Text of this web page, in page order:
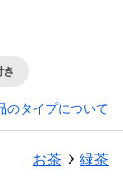
のタイプについて
お茶 緑茶